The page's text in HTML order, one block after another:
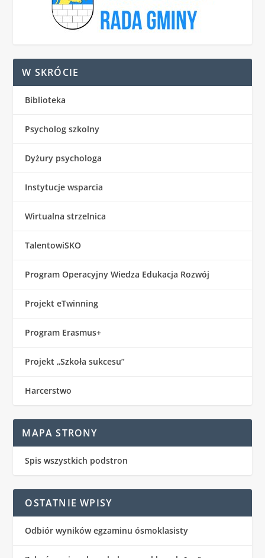
W SKRÓCIE
Biblioteka
Psycholog szkolny
Dyżury psychologa
Instytucje wsparcia
Wirtualna strzelnica
TalentowiSKO
Program Operacyjny Wiedza Edukacja Rozwój
Projekt eTwinning
Program Erasmus+
Projekt „Szkoła sukcesu”
Harcerstwo
MAPA STRONY
Spis wszystkich podstron
OSTATNIE WPISY
Odbiór wyników egzaminu ósmoklasisty